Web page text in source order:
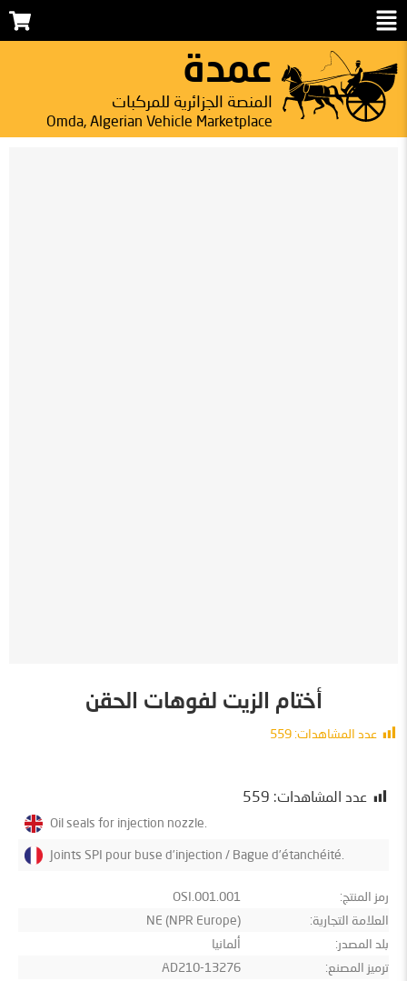
عمدة
المنصة الجزائرية للمركبات
Omda, Algerian Vehicle Marketplace
أختام الزيت لفوهات الحقن
عدد المشاهدات: 559
عدد المشاهدات: 559
Oil seals for injection nozzle.
Joints SPI pour buse d’injection / Bague d’étanchéité.
رمز المنتج:
OSI.001.001
العلامة التجارية:
NE (NPR Europe)
بلد المصدر:
ألمانيا
ترميز المصنع:
13276-AD210